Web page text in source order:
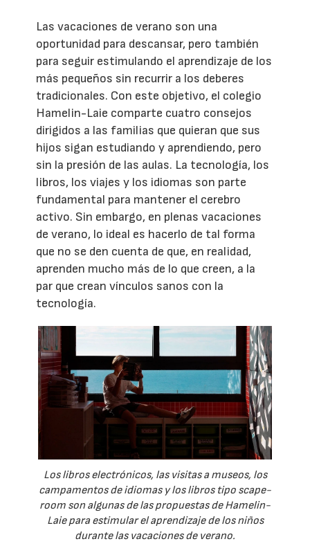
Las vacaciones de verano son una
oportunidad para descansar, pero también
para seguir estimulando el aprendizaje de los
más pequeños sin recurrir a los deberes
tradicionales. Con este objetivo, el colegio
Hamelin-Laie comparte cuatro consejos
dirigidos a las familias que quieran que sus
hijos sigan estudiando y aprendiendo, pero
sin la presión de las aulas. La tecnología, los
libros, los viajes y los idiomas son parte
fundamental para mantener el cerebro
activo. Sin embargo, en plenas vacaciones
de verano, lo ideal es hacerlo de tal forma
que no se den cuenta de que, en realidad,
aprenden mucho más de lo que creen, a la
par que crean vínculos sanos con la
tecnología.
Los libros electrónicos, las visitas a museos, los
campamentos de idiomas y los libros tipo scape-
room son algunas de las propuestas de Hamelin-
Laie para estimular el aprendizaje de los niños
durante las vacaciones de verano.